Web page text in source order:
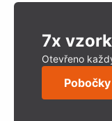
7x
Otevřeno
Pobočky